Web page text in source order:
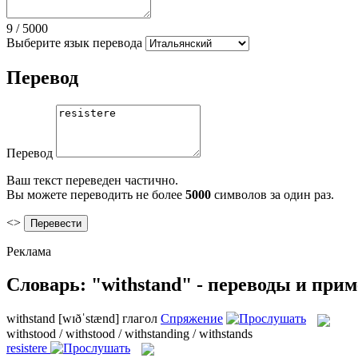
9 / 5000
Выберите язык перевода
Перевод
Перевод
Ваш текст переведен частично.
Вы можете переводить не более 5000 символов за один раз.
<>
Реклама
Словарь: "withstand" - переводы и
withstand [wɪðˈstænd] глагол Спряжение
withstood / withstood / withstanding / withstands
resistere